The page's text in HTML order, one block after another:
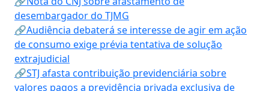
desembargador do TJMG
🔗Audiência debaterá se interesse de agir em ação
de consumo exige prévia tentativa de solução
extrajudicial
🔗STJ afasta contribuição previdenciária sobre
valores pagos a previdência privada exclusiva de